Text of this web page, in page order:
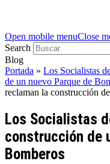
Open mobile menuClose
Search
Blog
Portada » Los Socialistas
de un nuevo Parque de
reclaman la construcción
Los Socialistas
construcción de
Bomberos